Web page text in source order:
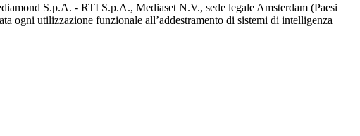
S.p.A. - RTI S.p.A., Mediaset N.V., sede legale Amsterdam (Paesi
ogni utilizzazione funzionale all’addestramento di sistemi di intelligenza